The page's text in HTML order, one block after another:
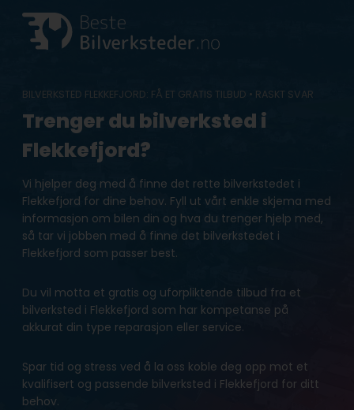
content
BILVERKSTED FLEKKEFJORD: FÅ ET GRATIS TILBUD • RASKT SVAR
Trenger du bilverksted i
Flekkefjord?
Vi hjelper deg med å finne det rette bilverkstedet i
Flekkefjord for dine behov. Fyll ut vårt enkle skjema med
informasjon om bilen din og hva du trenger hjelp med,
så tar vi jobben med å finne det bilverkstedet i
Flekkefjord som passer best.
Du vil motta et gratis og uforpliktende tilbud fra et
bilverksted i Flekkefjord som har kompetanse på
akkurat din type reparasjon eller service.
Spar tid og stress ved å la oss koble deg opp mot et
kvalifisert og passende bilverksted i Flekkefjord for ditt
behov.